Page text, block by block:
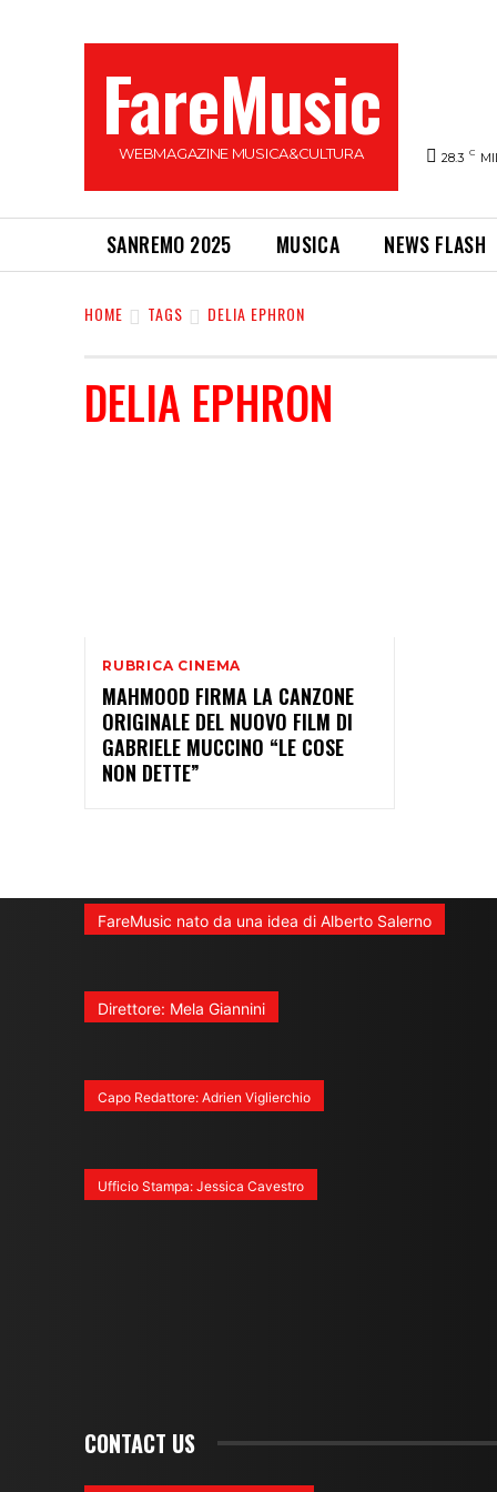
FareMusic
WEBMAGAZINE MUSICA&CULTURA 28.3 C
SANREMO 2025 MUSICA NEWS FLASH
HOME TAGS DELIA EPHRON
DELIA EPHRON
RUBRICA CINEMA
MAHMOOD FIRMA LA CANZONE
ORIGINALE DEL NUOVO FILM DI
GABRIELE MUCCINO “LE COSE
NON DETTE”
FareMusic nato da una idea di Alberto Salerno
Direttore: Mela Giannini
Capo Redattore: Adrien Viglierchio
Ufficio Stampa: Jessica Cavestro
CONTACT US